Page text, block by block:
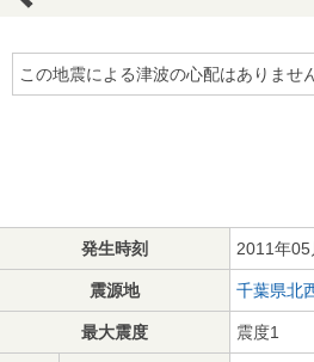
この地震による津波の心配はありませ
発生時刻 2011年
震源地 千葉県北
最大震度 震度1